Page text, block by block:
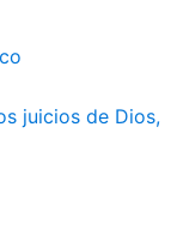
juicios de Dios,